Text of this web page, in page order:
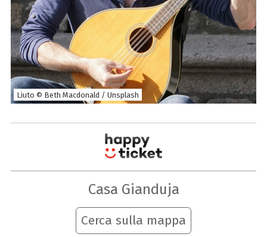
Liuto © Beth Macdonald / Unsplash
Casa Gianduja
Cerca sulla mappa